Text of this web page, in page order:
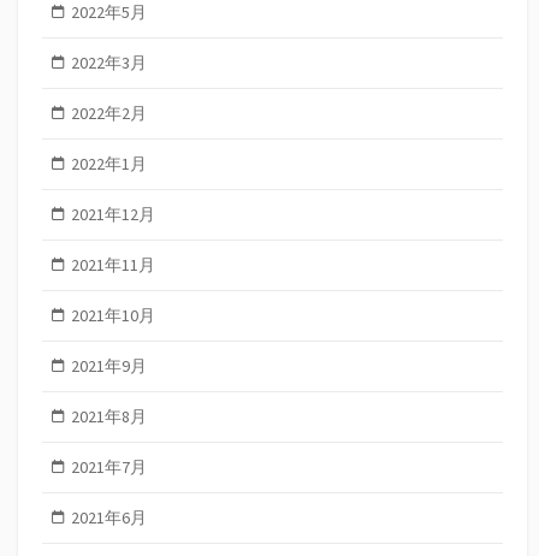
2022年5月
2022年3月
2022年2月
2022年1月
2021年12月
2021年11月
2021年10月
2021年9月
2021年8月
2021年7月
2021年6月